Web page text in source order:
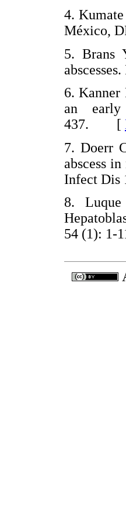
4.
México,
5. Brans
6. Kanner
an early
437. [
7. Doerr
abscess
Infect
8.
54 (1):